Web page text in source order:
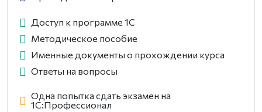
Доступ к программе 1С
Методическое пособие
Именные документы о прохождении курса
Ответы на вопросы
Одна попытка сдать экзамен на
1С:Професcионал